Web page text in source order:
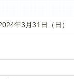
年3月31日（日）